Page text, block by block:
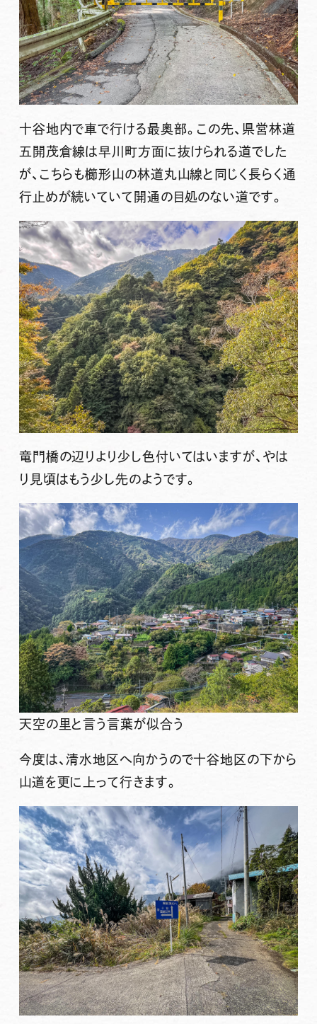
十谷地内で車で行ける最奥部。この先、県営林道
五開茂倉線は早川町方面に抜けられる道でした
が、こちらも櫛形山の林道丸山線と同じく長らく通
行止めが続いていて開通の目処のない道です。
竜門橋の辺りより少し色付いてはいますが、やは
り見頃はもう少し先のようです。
天空の里と言う言葉が似合う
今度は、清水地区へ向かうので十谷地区の下から
山道を更に上って行きます。